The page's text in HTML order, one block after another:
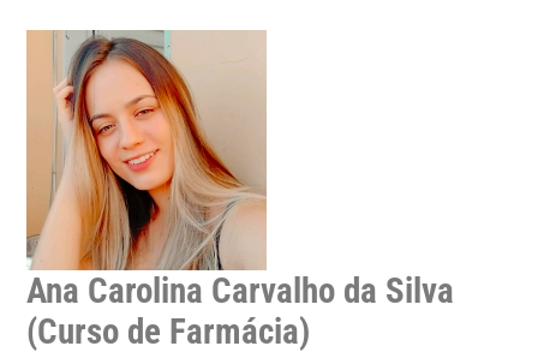
Ana Carolina Carvalho da Silva
(Curso de Farmácia)